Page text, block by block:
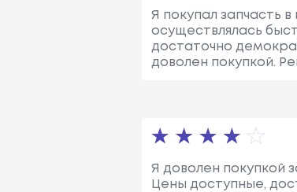
Я покупал запчасть
осуществлялась
достаточно
доволен покупкой.
Я доволен покупкой
Цены доступные,